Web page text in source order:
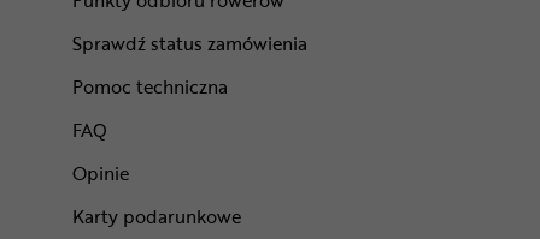
Sprawdź status zamówienia
Pomoc techniczna
FAQ
Opinie
Karty podarunkowe